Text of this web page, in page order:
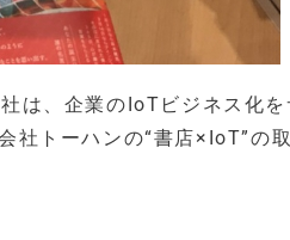
は、企業のIoTビジネス化
社トーハンの“書店×IoT”の